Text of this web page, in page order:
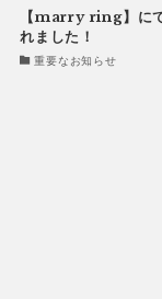
【marry ring】に
れました！
重要なお知らせ